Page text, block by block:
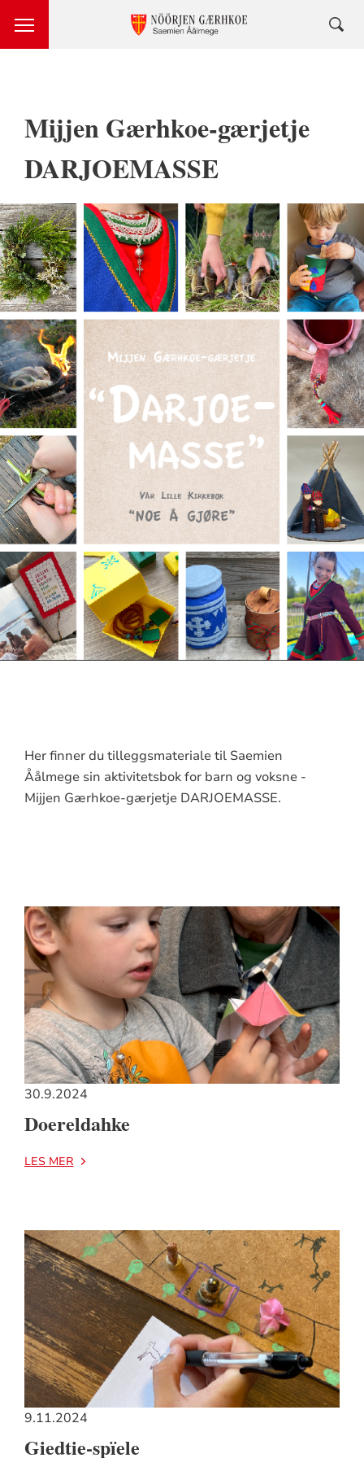
Mijjen Gærhkoe-gærjetje
DARJOEMASSE
Her finner du tilleggsmateriale til Saemien
Åålmege sin aktivitetsbok for barn og voksne -
Mijjen Gærhkoe-gærjetje DARJOEMASSE.
30.9.2024
Doereldahke
LES MER
9.11.2024
Giedtie-spïele